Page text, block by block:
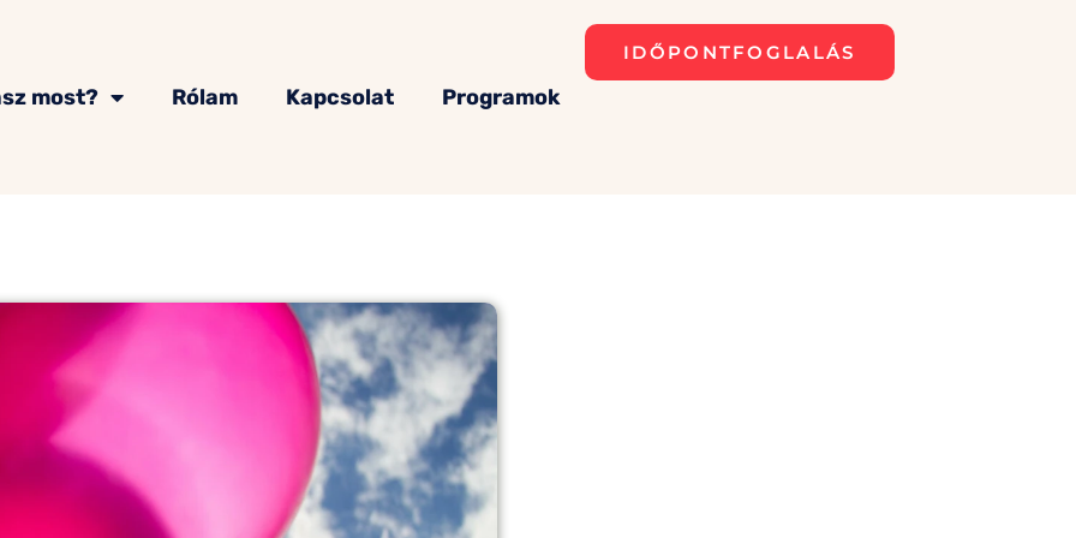
most? Rólam Kapcsolat Programok
IDŐPONTFOGLALÁS